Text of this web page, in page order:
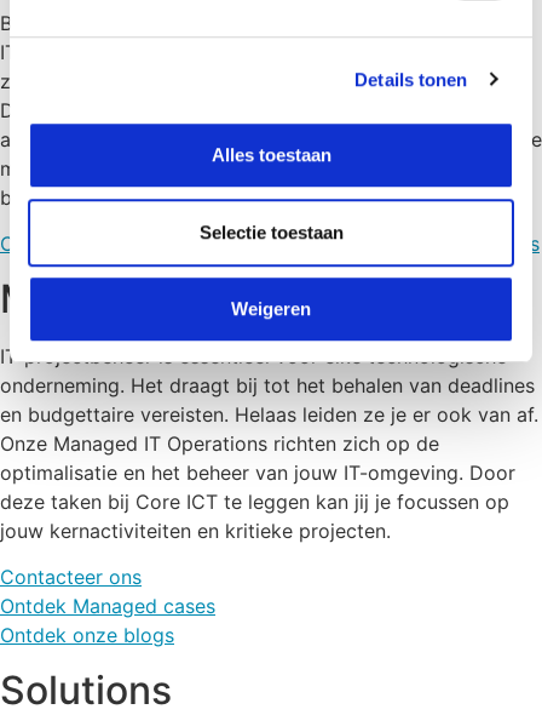
Details tonen
Alles toestaan
Selectie toestaan
Weigeren
Beter voorkomen dan genezen, dat geldt ook voor jouw
IT-infrastructuur. Onze preventieve onderhoudsdienst
zorgt ervoor dat jouw IT-omgeving optimaal functioneert.
Dit doen we door middel van jouw IT-omgeving te
analyseren en praktische afspraken te formuleren. Op deze
manier zorgen we voor een efficiënt en doordacht IT-
beheer gebaseerd op jouw bedrijfsdoelstellingen.
Contacteer ons
Ontdek preventief cases Ontdek onze blogs
Managed
IT-projectbeheer is essentieel voor elke technologische
onderneming. Het draagt bij tot het behalen van deadlines
en budgettaire vereisten. Helaas leiden ze je er ook van af.
Onze Managed IT Operations richten zich op de
optimalisatie en het beheer van jouw IT-omgeving. Door
deze taken bij Core ICT te leggen kan jij je focussen op
jouw kernactiviteiten en kritieke projecten.
Contacteer ons
Ontdek Managed cases
Ontdek onze blogs
Solutions